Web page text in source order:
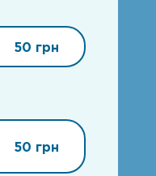
50 грн
50 грн